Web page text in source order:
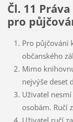
Čl. 11
pro
Pro půjčování
občanského
Mimo
nejvýše deset
Uživatel
osobám. Ručí
Uživatel ručí